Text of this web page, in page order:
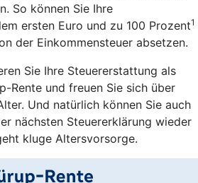
So können Sie Ihre
ersten Euro und zu 100 Prozent1
der Einkommensteuer absetzen.
Sie Ihre Steuererstattung als
Rente und freuen Sie sich über
Und natürlich können Sie auch
nächsten Steuererklärung wieder
kluge Altersvorsorge.